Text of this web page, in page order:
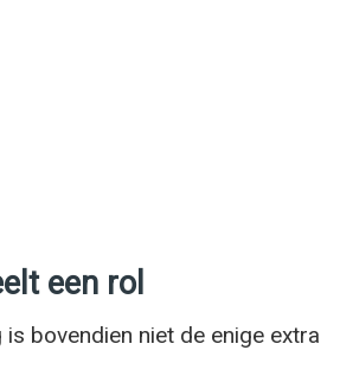
een rol
is bovendien niet de enige extra